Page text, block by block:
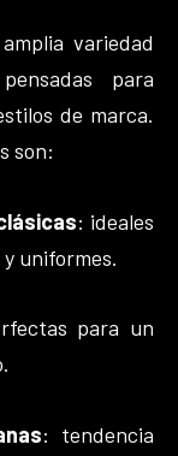
variedad
para
de marca.
son:
: ideales
uniformes.
para un
: tendencia